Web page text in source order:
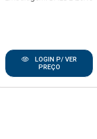
LOGIN P/ VER
PREÇO